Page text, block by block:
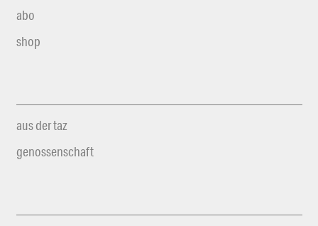
abo
shop
aus der taz
genossenschaft